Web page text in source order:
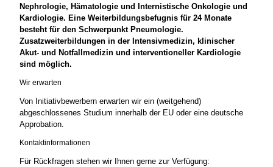
Nephrologie, Hämatologie und Internistische Onkologie und
Kardiologie. Eine Weiterbildungsbefugnis für 24 Monate
besteht für den Schwerpunkt Pneumologie.
Zusatzweiterbildungen in der Intensivmedizin, klinischer
Akut- und Notfallmedizin und interventioneller Kardiologie
sind möglich.
Wir erwarten
Von Initiativbewerbern erwarten wir ein (weitgehend)
abgeschlossenes Studium innerhalb der EU oder eine deutsche
Approbation.
Kontaktinformationen
Für Rückfragen stehen wir Ihnen gerne zur Verfügung: